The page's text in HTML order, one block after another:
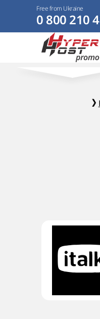
Free from Ukraine
0 800 210